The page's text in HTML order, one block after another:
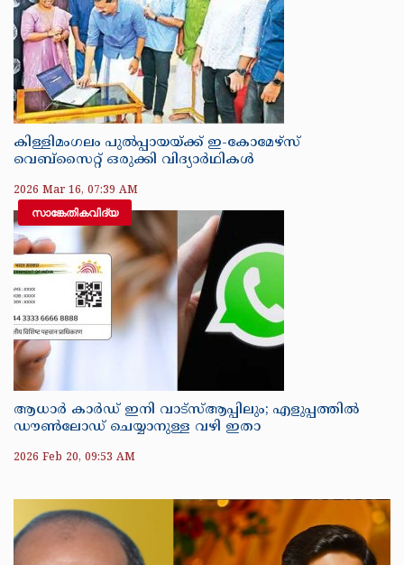
കിള്ളിമംഗലം പുൽപ്പായയ്ക്ക് ഇ-കോമേഴ്‌സ്
വെബ്സൈറ്റ് ഒരുക്കി വിദ്യാർഥികൾ
2026 Mar 16, 07:39 AM
സാങ്കേതികവിദ്യ
ആധാർ കാർഡ് ഇനി വാട്‌സ്ആപ്പിലും; എളുപ്പത്തിൽ
ഡൗൺലോഡ് ചെയ്യാനുള്ള വഴി ഇതാ
2026 Feb 20, 09:53 AM